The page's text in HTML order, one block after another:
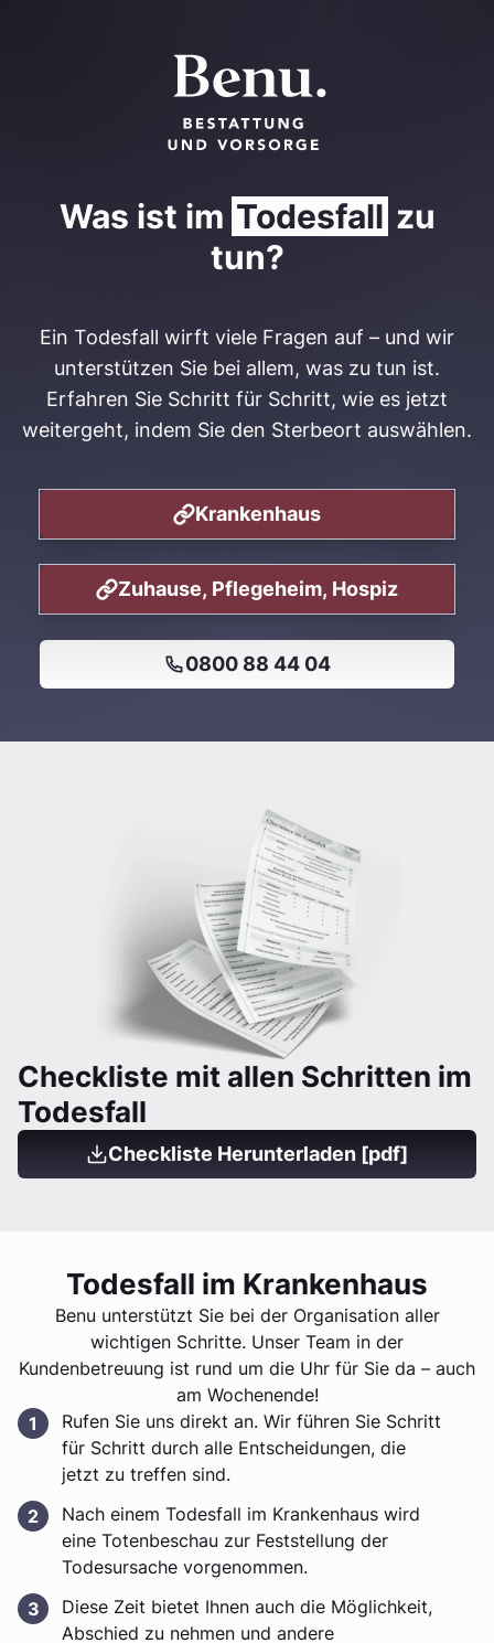
Was ist im Todesfall zu
tun?
Ein Todesfall wirft viele Fragen auf – und wir
unterstützen Sie bei allem, was zu tun ist.
Erfahren Sie Schritt für Schritt, wie es jetzt
weitergeht, indem Sie den Sterbeort auswählen.
Krankenhaus
Zuhause, Pflegeheim, Hospiz
0800 88 44 04
Checkliste mit allen Schritten im
Todesfall
Checkliste Herunterladen [pdf]
Todesfall im Krankenhaus
Benu unterstützt Sie bei der Organisation aller
wichtigen Schritte. Unser Team in der
Kundenbetreuung ist rund um die Uhr für Sie da – auch
am Wochenende!
Rufen Sie uns direkt an. Wir führen Sie Schritt
für Schritt durch alle Entscheidungen, die
jetzt zu treffen sind.
Nach einem Todesfall im Krankenhaus wird
eine Totenbeschau zur Feststellung der
Todesursache vorgenommen.
Diese Zeit bietet Ihnen auch die Möglichkeit,
Abschied zu nehmen und andere